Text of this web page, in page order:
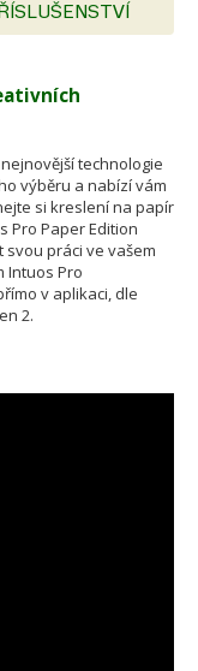
technologie
výběru a nabízí vám
si kreslení na papír
Pro Paper Edition
svou práci ve vašem
Intuos Pro
v aplikaci, dle
2.